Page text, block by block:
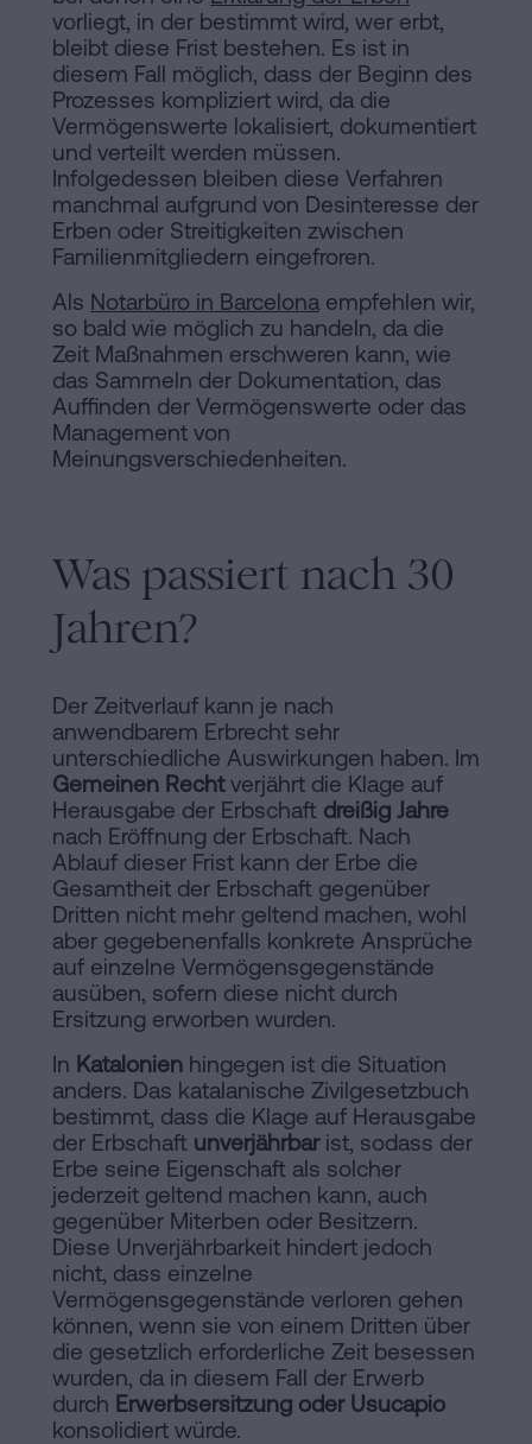
vorliegt, in der bestimmt wird, wer erbt,
bleibt diese Frist bestehen. Es ist in
diesem Fall möglich, dass der Beginn des
Prozesses kompliziert wird, da die
Vermögenswerte lokalisiert, dokumentiert
und verteilt werden müssen.
Infolgedessen bleiben diese Verfahren
manchmal aufgrund von Desinteresse der
Erben oder Streitigkeiten zwischen
Familienmitgliedern eingefroren.
Als Notarbüro in Barcelona empfehlen wir,
so bald wie möglich zu handeln, da die
Zeit Maßnahmen erschweren kann, wie
das Sammeln der Dokumentation, das
Auffinden der Vermögenswerte oder das
Management von
Meinungsverschiedenheiten.
Was passiert nach 30
Jahren?
Der Zeitverlauf kann je nach
anwendbarem Erbrecht sehr
unterschiedliche Auswirkungen haben. Im
Gemeinen Rechtverjährt die Klage auf
Herausgabe der Erbschaft dreißig Jahre
nach Eröffnung der Erbschaft. Nach
Ablauf dieser Frist kann der Erbe die
Gesamtheit der Erbschaft gegenüber
Dritten nicht mehr geltend machen, wohl
aber gegebenenfalls konkrete Ansprüche
auf einzelne Vermögensgegenstände
ausüben, sofern diese nicht durch
Ersitzung erworben wurden.
In Katalonien hingegen ist die Situation
anders. Das katalanische Zivilgesetzbuch
bestimmt, dass die Klage auf Herausgabe
der Erbschaft unverjährbarist, sodass der
Erbe seine Eigenschaft als solcher
jederzeit geltend machen kann, auch
gegenüber Miterben oder Besitzern.
Diese Unverjährbarkeit hindert jedoch
nicht, dass einzelne
Vermögensgegenstände verloren gehen
können, wenn sie von einem Dritten über
die gesetzlich erforderliche Zeit besessen
wurden, da in diesem Fall der Erwerb
durch Erwerbsersitzung oder Usucapio
konsolidiert würde.